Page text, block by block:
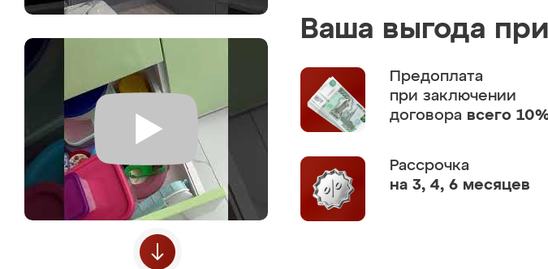
Ваша выгода
Предоплата
при заключении
договора всего
Рассрочка
на 3, 4, 6 месяцев